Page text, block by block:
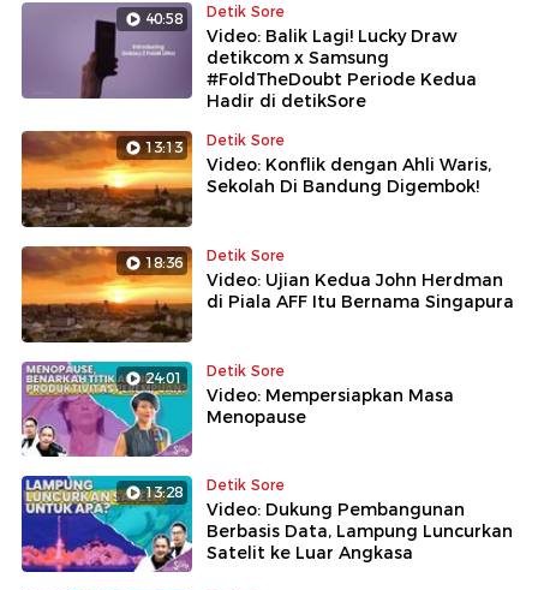
hal apa saja yang perlu dilakukan? Apakah perubahan
UU ini nantinya akan berakhir pada sulitnya jalur masuk
para pesohor ke kursi DPR? Ikuti ulasannya dalam
Editorial Review detikSore.
40:58 Detik Sore
Video: Balik Lagi! Lucky Draw
detikcom x Samsung
#FoldTheDoubt Periode Kedua
Hadir di detikSore
13:13 Detik Sore
Video: Konflik dengan Ahli Waris,
Sekolah Di Bandung Digembok!
18:36 Detik Sore
Video: Ujian Kedua John Herdman
di Piala AFF Itu Bernama Singapura
24:01 Detik Sore
Video: Mempersiapkan Masa
Menopause
13:28 Detik Sore
Video: Dukung Pembangunan
Berbasis Data, Lampung Luncurkan
Satelit ke Luar Angkasa